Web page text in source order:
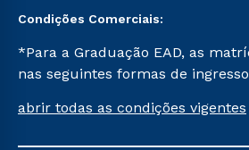
Condições Comerciais:
*Para a Graduação EAD, as
nas seguintes formas de
Já para as demais, a taxa de
abrir todas as condições vigentes